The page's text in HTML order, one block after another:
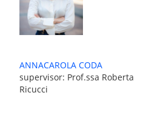
ANNACAROLA CODA
supervisor: Prof.ssa Roberta
Ricucci